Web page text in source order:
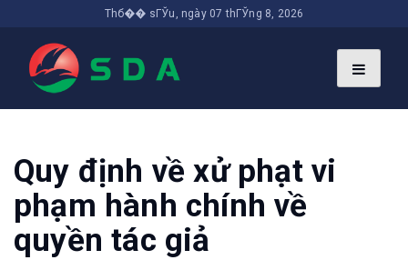
Thб�� sГЎu, ngày 07 thГЎng 8, 2026
Quy định về xử phạt vi
phạm hành chính về
quyền tác giả